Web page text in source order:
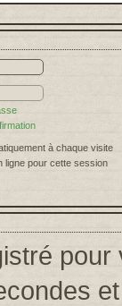
à chaque visite
ligne pour cette session
pour